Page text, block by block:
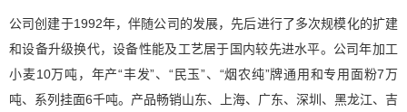
公司创建于1992年，伴随公司的发展，先后进行了多次规模化的扩建
和设备升级换代，设备性能及工艺居于国内较先进水平。公司年加工
小麦10万吨，年产“丰发”、“民玉”、“烟农纯”牌通用和专用面粉7万
吨、系列挂面6千吨。产品畅销山东、上海、广东、深圳、黑龙江、吉